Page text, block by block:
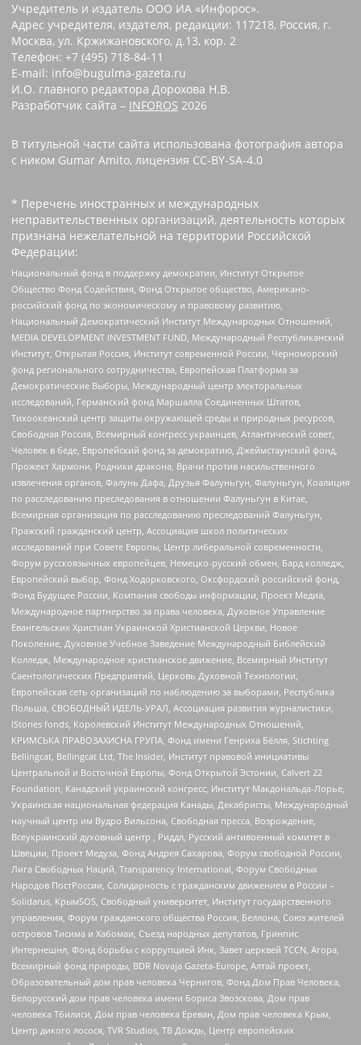
Учредитель и издатель ООО ИА «Инфорос».
Адрес учредителя, издателя, редакции: 117218, Россия, г.
Москва, ул. Кржижановского, д.13, кор. 2
Телефон: +7 (495) 718-84-11
E-mail: info@bugulma-gazeta.ru
И.О. главного редактора Дорохова Н.В.
Разработчик сайта – INFOROS 2026
В титульной части сайта использована фотография автора
с ником Gumar Amito, лицензия CC-BY-SA-4.0
* Перечень иностранных и международных
неправительственных организаций, деятельность которых
признана нежелательной на территории Российской
Федерации:
Национальный фонд в поддержку демократии, Институт Открытое
Общество Фонд Содействия, Фонд Открытое общество, Американо-
российский фонд по экономическому и правовому развитию,
Национальный Демократический Институт Международных Отношений,
MEDIA DEVELOPMENT INVESTMENT FUND, Международный Республиканский
Институт, Открытая Россия, Институт современной России, Черноморский
фонд регионального сотрудничества, Европейская Платформа за
Демократические Выборы, Международный центр электоральных
исследований, Германский фонд Маршалла Соединенных Штатов,
Тихоокеанский центр защиты окружающей среды и природных ресурсов,
Свободная Россия, Всемирный конгресс украинцев, Атлантический совет,
Человек в беде, Европейский фонд за демократию, Джеймстаунский фонд,
Прожект Хармони, Родники дракона, Врачи против насильственного
извлечения органов, Фалунь Дафа, Друзья Фалуньгун, Фалуньгун, Коалиция
по расследованию преследования в отношении Фалуньгун в Китае,
Всемирная организация по расследованию преследований Фалуньгун,
Пражский гражданский центр, Ассоциация школ политических
исследований при Совете Европы, Центр либеральной современности,
Форум русскоязычных европейцев, Немецко-русский обмен, Бард колледж,
Европейский выбор, Фонд Ходорковского, Оксфордский российский фонд,
Фонд Будущее России, Компания свободы информации, Проект Медиа,
Международное партнерство за права человека, Духовное Управление
Евангельских Христиан Украинской Христианской Церкви, Новое
Поколение, Духовное Учебное Заведение Международный Библейский
Колледж, Международное христианское движение, Всемирный Институт
Саентологических Предприятий, Церковь Духовной Технологии,
Европейская сеть организаций по наблюдению за выборами, Республика
Польша, СВОБОДНЫЙ ИДЕЛЬ-УРАЛ, Ассоциация развития журналистики,
IStories fonds, Королевский Институт Международных Отношений,
КРИМСЬКА ПРАВОЗАХИСНА ГРУПА, Фонд имени Генриха Бёлля, Stichting
Bellingcat, Bellingcat Ltd, The Insider, Институт правовой инициативы
Центральной и Восточной Европы, Фонд Открытой Эстонии, Calvert 22
Foundation, Канадский украинский конгресс, Институт Макдональда-Лорье,
Украинская национальная федерация Канады, Декабристы, Международный
научный центр им Вудро Вильсона, Свободная пресса, Возрождение,
Всеукраинский духовный центр , Риддл, Русский антивоенный комитет в
Швеции, Проект Медуза, Фонд Андрея Сахарова, Форум свободной России,
Лига Свободных Наций, Transparеncy International, Форум Свободных
Народов ПостРоссии, Солидарность с гражданским движением в России –
Solidarus, КрымSOS, Свободный университет, Институт государственного
управления, Форум гражданского общества Россия, Беллона, Союз жителей
островов Тисима и Хабомаи, Съезд народных депутатов, Гринпис
Интернешнл, Фонд борьбы с коррупцией Инк, Завет церквей TCCN, Агора,
Всемирный фонд природы, BDR Novaja Gazeta-Europe, Алтай проект,
Образовательный дом прав человека Чернигов, Фонд Дом Прав Человека,
Белорусский дом прав человека имени Бориса Звозскова, Дом прав
человека Тбилиси, Дом прав человека Ереван, Дом прав человека Крым,
Центр дикого лосося, TVR Studios, ТВ Дождь, Центр европейских